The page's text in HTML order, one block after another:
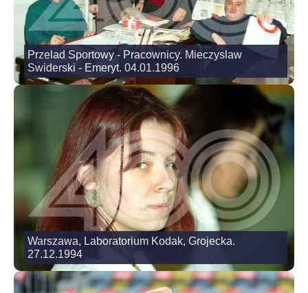
Przelad Sportowy - Pracownicy. Mieczyslaw
Swiderski - Emeryt. 04.01.1996
Warszawa, Laboratorium Kodak, Grojecka.
27.12.1994